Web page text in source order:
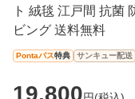
ト 絨毯 江戸間 抗菌
ビング 送料無料
Pontaパス特典 サンキュー配送
19,800